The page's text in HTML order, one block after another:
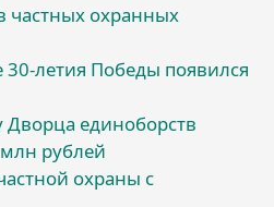
частных охранных
30-летия Победы появился
Дворца единоборств
рублей
охраны с